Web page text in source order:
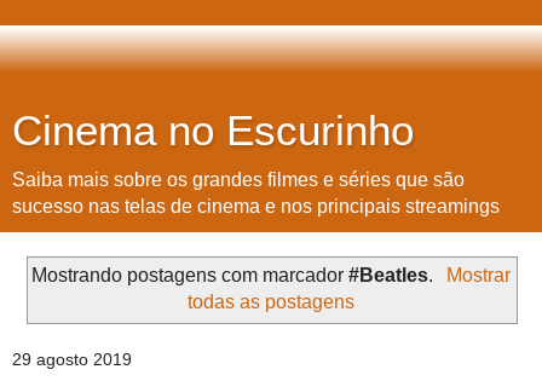
Cinema no Escurinho
Saiba mais sobre os grandes filmes e séries que são
sucesso nas telas de cinema e nos principais streamings
Mostrando postagens com marcador#Beatles.
Mostrar
todas as postagens
29 agosto 2019